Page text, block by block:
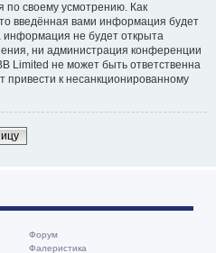
по своему усмотрению. Как
введённая вами информация будет
информация не будет открыта
ни администрация конференции
Limited не может быть ответственна
привести к несанкционированному
Форум
Фалеристика